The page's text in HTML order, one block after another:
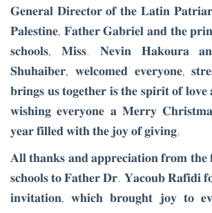
𝐆𝐞𝐧𝐞𝐫𝐚𝐥 𝐃𝐢𝐫𝐞𝐜𝐭𝐨𝐫 𝐨𝐟 𝐭𝐡𝐞 𝐋𝐚𝐭𝐢𝐧
𝐏𝐚𝐥𝐞𝐬𝐭𝐢𝐧𝐞, 𝐅𝐚𝐭𝐡𝐞𝐫 𝐆𝐚𝐛𝐫𝐢𝐞𝐥 𝐚𝐧𝐝 𝐭𝐡𝐞
𝐬𝐜𝐡𝐨𝐨𝐥𝐬, 𝐌𝐢𝐬𝐬. 𝐍𝐞𝐯𝐢𝐧 𝐇𝐚𝐤𝐨𝐮𝐫𝐚
𝐒𝐡𝐮𝐡𝐚𝐢𝐛𝐞𝐫, 𝐰𝐞𝐥𝐜𝐨𝐦𝐞𝐝 𝐞𝐯𝐞𝐫𝐲𝐨𝐧𝐞,
𝐛𝐫𝐢𝐧𝐠𝐬 𝐮𝐬 𝐭𝐨𝐠𝐞𝐭𝐡𝐞𝐫 𝐢𝐬 𝐭𝐡𝐞 𝐬𝐩𝐢𝐫𝐢𝐭 𝐨𝐟
𝐰𝐢𝐬𝐡𝐢𝐧𝐠 𝐞𝐯𝐞𝐫𝐲𝐨𝐧𝐞 𝐚 𝐌𝐞𝐫𝐫𝐲
𝐲𝐞𝐚𝐫 𝐟𝐢𝐥𝐥𝐞𝐝 𝐰𝐢𝐭𝐡 𝐭𝐡𝐞 𝐣𝐨𝐲 𝐨𝐟 𝐠𝐢𝐯𝐢𝐧𝐠.
𝐀𝐥𝐥 𝐭𝐡𝐚𝐧𝐤𝐬 𝐚𝐧𝐝 𝐚𝐩𝐩𝐫𝐞𝐜𝐢𝐚𝐭𝐢𝐨𝐧 𝐟𝐫𝐨𝐦 𝐭𝐡𝐞
𝐬𝐜𝐡𝐨𝐨𝐥𝐬 𝐭𝐨 𝐅𝐚𝐭𝐡𝐞𝐫 𝐃𝐫. 𝐘𝐚𝐜𝐨𝐮𝐛 𝐑𝐚𝐟𝐢𝐝𝐢
𝐢𝐧𝐯𝐢𝐭𝐚𝐭𝐢𝐨𝐧, 𝐰𝐡𝐢𝐜𝐡 𝐛𝐫𝐨𝐮𝐠𝐡𝐭 𝐣𝐨𝐲 𝐭𝐨